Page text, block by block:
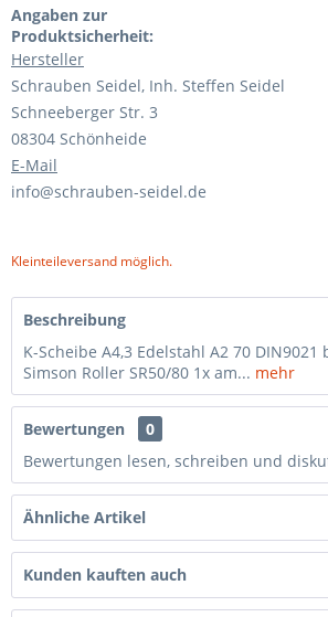
Angaben zur
Produktsicherheit:
Hersteller
Schrauben Seidel, Inh. Steffen Seidel
Schneeberger Str. 3
08304 Schönheide
E-Mail
info@schrauben-seidel.de
Kleinteileversand möglich.
Beschreibung
K-Scheibe A4,3 Edelstahl A2 70
Simson Roller SR50/80 1x am... mehr
Bewertungen
0
Bewertungen lesen, schreiben und
Ähnliche Artikel
Kunden kauften auch